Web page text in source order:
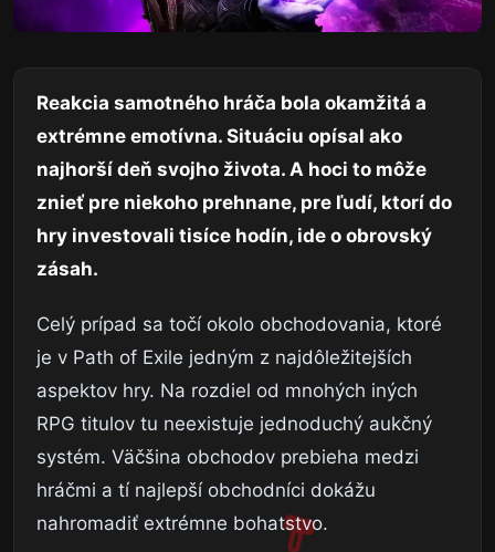
Reakcia samotného hráča bola okamžitá a
extrémne emotívna. Situáciu opísal ako
najhorší deň svojho života. A hoci to môže
znieť pre niekoho prehnane, pre ľudí, ktorí do
hry investovali tisíce hodín, ide o obrovský
zásah.
Celý prípad sa točí okolo obchodovania, ktoré
je v Path of Exile jedným z najdôležitejších
aspektov hry. Na rozdiel od mnohých iných
RPG titulov tu neexistuje jednoduchý aukčný
systém. Väčšina obchodov prebieha medzi
hráčmi a tí najlepší obchodníci dokážu
nahromadiť extrémne bohatstvo.